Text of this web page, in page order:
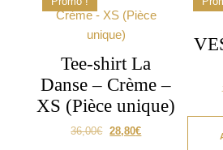
Tee-shirt La
Danse – Crème –
XS (Pièce unique)
36,00€ 28,80€